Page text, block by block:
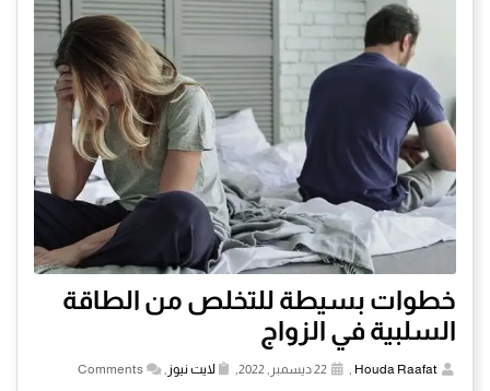
خطوات بسيطة للتخلص من الطاقة
السلبية في الزواج
Houda Raafat
, لايت نيوز ,
Comments